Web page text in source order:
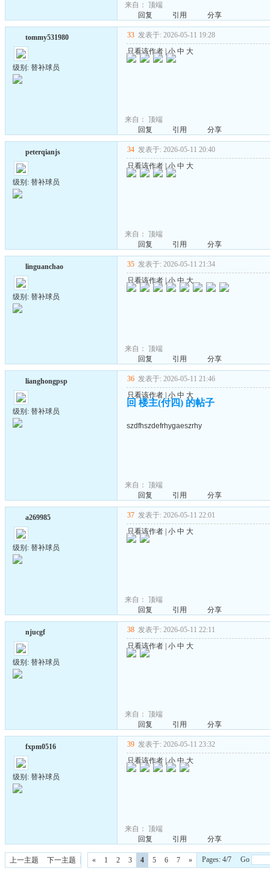
来自： 顶端
回复
引用 分享
tommy531980
级别: 替补球员
33 发表于: 2026-05-11 19:28
只看该作者 |小 中 大
来自： 顶端
回复
引用 分享
peterqianjs
级别: 替补球员
34 发表于: 2026-05-11 20:40
只看该作者 |小 中 大
来自： 顶端
回复
引用 分享
linguanchao
级别: 替补球员
35 发表于: 2026-05-11 21:34
只看该作者 |小 中 大
来自： 顶端
回复
引用 分享
lianghongpsp
级别: 替补球员
36 发表于: 2026-05-11 21:46
只看该作者 小 中 大
回 楼主(付四) 的帖子
szdfhszdefrhygaeszrhy
来自： 顶端
回复
引用 分享
a269985
级别: 替补球员
37 发表于: 2026-05-11 22:01
只看该作者 小 中 大
来自： 顶端
回复
引用 分享
njucgf
级别: 替补球员
38 发表于: 2026-05-11 22:11
只看该作者 小 中 大
来自： 顶端
回复
引用 分享
fxpm0516
级别: 替补球员
39 发表于: 2026-05-11 23:32
只看该作者 |小 中 大
来自： 顶端
回复
引用 分享
上一主题 下一主题 « 1 2 3 4 5 6 7 » Pages: 4/7 Go